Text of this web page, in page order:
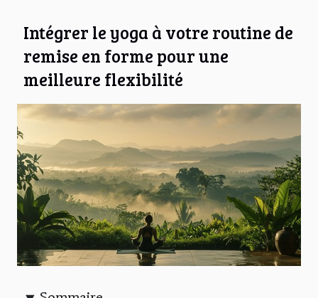
Intégrer le yoga à votre routine de
remise en forme pour une
meilleure flexibilité